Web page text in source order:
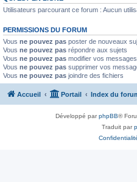
Utilisateurs parcourant ce forum : Aucun
PERMISSIONS DU FORUM
Vous ne pouvez pas poster de nouveaux
Vous ne pouvez pas répondre aux sujets
Vous ne pouvez pas modifier vos messages
Vous ne pouvez pas supprimer vos
Vous ne pouvez pas joindre des fichiers
Accueil Portail Index du
Développé parphpBB®
Traduit par